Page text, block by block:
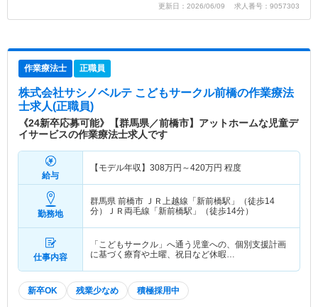
更新日：2026/06/09 求人番号：9057303
作業療法士 正職員
株式会社サシノベルテ こどもサークル前橋の作業療法
士求人(正職員)
《24新卒応募可能》【群馬県／前橋市】アットホームな児童デ
イサービスの作業療法士求人です
給与
【モデル年収】 308万円～420万円 程度
勤務地
群馬県 前橋市 ＪＲ上越線「新前橋駅」（徒歩14
分）ＪＲ両毛線「新前橋駅」（徒歩14分）
仕事内容
「こどもサークル」へ通う児童への、個別支援計画
に基づく療育や土曜、祝日など休暇…
新卒OK 残業少なめ 積極採用中